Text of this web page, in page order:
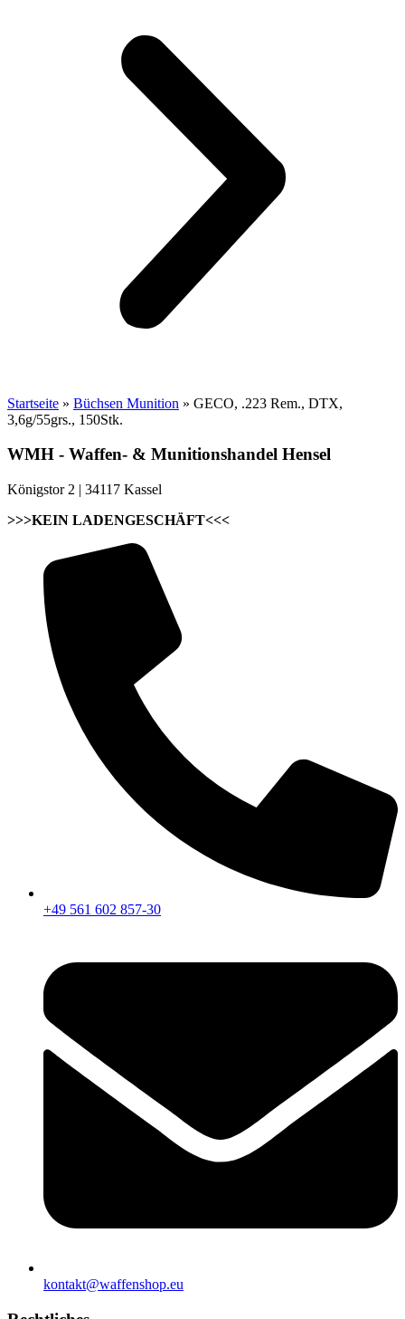
Startseite » Büchsen Munition » GECO, .223 Rem., DTX,
3,6g/55grs., 150Stk.
WMH - Waffen- & Munitionshandel Hensel
Königstor 2 | 34117 Kassel
>>>KEIN LADENGESCHÄFT<<<
+49 561 602 857-30
kontakt@waffenshop.eu